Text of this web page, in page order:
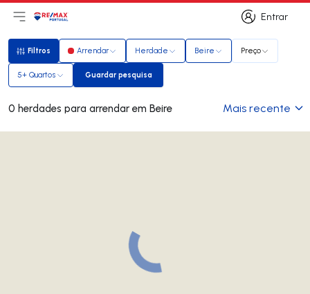
Entrar
Entrar
Abri menu principal
LogoIr para página inicial
Filtros
Filtros Arrendar Herdade Beire Preço
5+ Quartos Guardar pesquisa
Guardar pesquisa
0 herdades para arrendar em Beire Mais recente